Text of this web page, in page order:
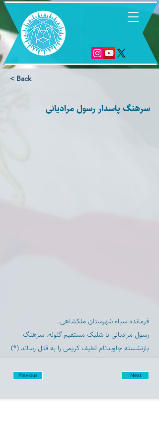
< Back
سرهنگ پاسدار رسول مرادیانی
فرمانده سپاه شهرستان ملکشاهی.
رسول مرادیانی با شلیک مستقیم گلوله، سرهنگ
بازنشسته جاویدنام لطیف کریمی را به قتل رساند (*)
Previous Next